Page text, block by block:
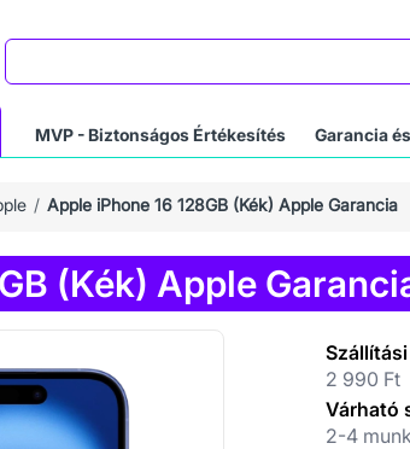
MVP - Biztonságos Értékesítés Garancia
Apple iPhone 16 128GB (Kék) Apple Garancia
(Kék) Apple
2 990 Ft
Várható
2-4